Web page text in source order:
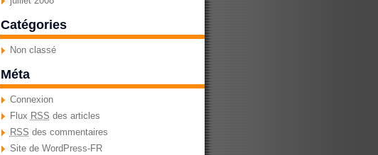
Catégories
Non classé
Méta
Connexion
Flux RSS des articles
RSS des commentaires
Site de WordPress-FR